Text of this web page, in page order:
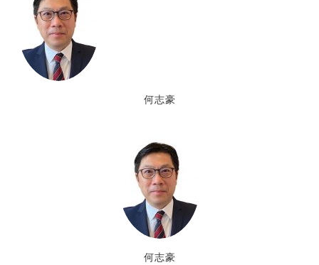
何志豪
何志豪